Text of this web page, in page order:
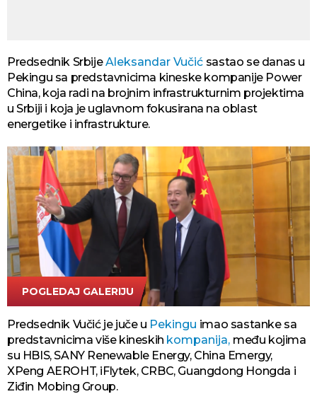
Predsednik SrbijeAleksandar Vučić sastao se danas u
Pekingu sa predstavnicima kineske kompanije Power
China, koja radi na brojnim infrastrukturnim projektima
u Srbiji i koja je uglavnom fokusirana na oblast
energetike i infrastrukture.
POGLEDAJ GALERIJU
Predsednik Vučić je juče u Pekingu imao sastanke sa
predstavnicima više kineskih kompanija, među kojima
su HBIS, SANY Renewable Energy, China Emergy,
XPeng AEROHT, iFlytek, CRBC, Guangdong Hongda i
Ziđin Mobing Group.